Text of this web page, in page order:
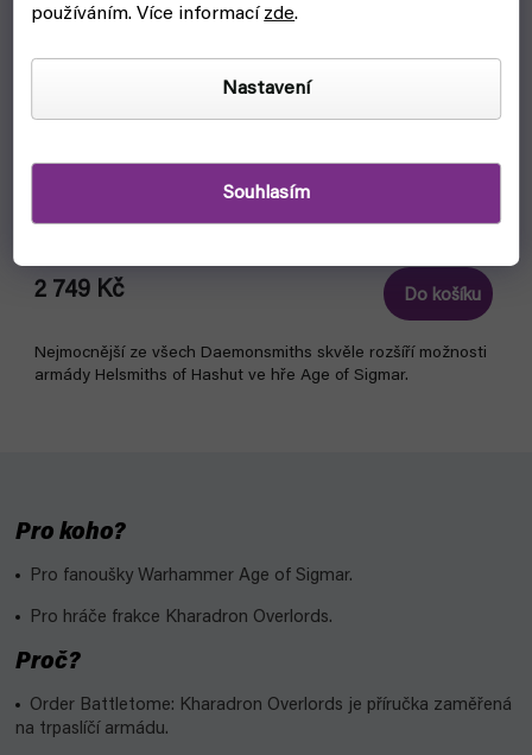
používáním. Více informací zde.
Nastavení
Souhlasím
Urak Taar the First Daemonsmith
2 749 Kč Do košíku
Nejmocnější ze všech Daemonsmiths skvěle rozšíří možnosti
armády Helsmiths of Hashut ve hře Age of Sigmar.
Pro koho?
Pro fanoušky Warhammer Age of Sigmar.
Pro hráče frakce Kharadron Overlords.
Proč?
Order Battletome: Kharadron Overlords je příručka zaměřená
na trpaslíčí armádu.